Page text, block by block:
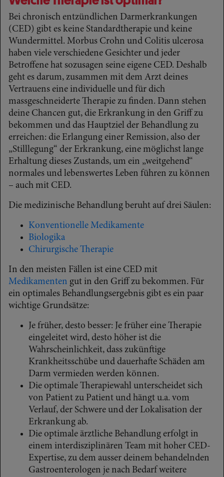
Bei chronisch entzündlichen Darmerkrankungen
(CED) gibt es keine Standardtherapie und keine
Wundermittel. Morbus Crohn und Colitis ulcerosa
haben viele verschiedene Gesichter und jeder
Betroffene hat sozusagen seine eigene CED. Deshalb
geht es darum, zusammen mit dem Arzt deines
Vertrauens eine individuelle und für dich
massgeschneiderte Therapie zu finden. Dann stehen
deine Chancen gut, die Erkrankung in den Griff zu
bekommen und das Hauptziel der Behandlung zu
erreichen: die Erlangung einer Remission, also der
„Stilllegung“ der Erkrankung, eine möglichst lange
Erhaltung dieses Zustands, um ein „weitgehend“
normales und lebenswertes Leben führen zu können
– auch mit CED.
Die medizinische Behandlung beruht auf drei Säulen:
Konventionelle Medikamente
Biologika
Chirurgische Therapie
In den meisten Fällen ist eine CED mit
Medikamenten gut in den Griff zu bekommen. Für
ein optimales Behandlungsergebnis gibt es ein paar
wichtige Grundsätze:
Je früher, desto besser: Je früher eine Therapie
eingeleitet wird, desto höher ist die
Wahrscheinlichkeit, dass zukünftige
Krankheitsschübe und dauerhafte Schäden am
Darm vermieden werden können.
Die optimale Therapiewahl unterscheidet sich
von Patient zu Patient und hängt u.a. vom
Verlauf, der Schwere und der Lokalisation der
Erkrankung ab.
Die optimale ärztliche Behandlung erfolgt in
einem interdisziplinären Team mit hoher CED-
Expertise, zu dem ausser deinem behandelnden
Gastroenterologen je nach Bedarf weitere